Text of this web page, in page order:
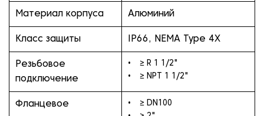
Материал корпуса Алюминий
Класс защиты IP66, NEMA Type 4X
Резьбовое
подключение
≥ R 1 1/2"
≥ NPT 1 1/2"
Фланцевое
≥ DN100